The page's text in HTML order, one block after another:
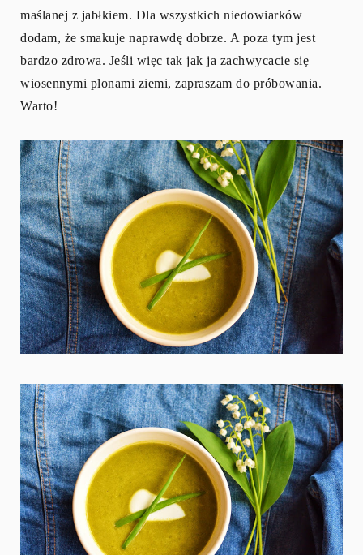
maślanej z jabłkiem. Dla wszystkich niedowiarków
dodam, że smakuje naprawdę dobrze. A poza tym jest
bardzo zdrowa. Jeśli więc tak jak ja zachwycacie się
wiosennymi plonami ziemi, zapraszam do próbowania.
Warto!